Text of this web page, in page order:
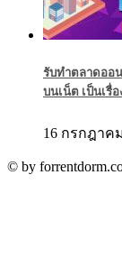
รับทำตลาดออ
บนเน็ต เป็นเรื่
16 กรกฎาค
© by